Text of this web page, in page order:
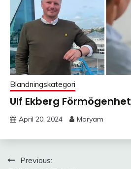
Blandningskategori
Ulf Ekberg Förmögenhet
April 20, 2024 Maryam
PostPrevious: